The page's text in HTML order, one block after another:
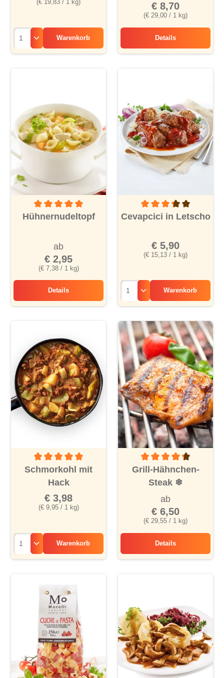
(€ 19,83 / 1 kg)
Warenkorb
(€ 29,00 / 1 kg)
€ 8,70
Details
Durchschnittliche Bewertung von 5 von 5 Sternen
Hühnernudeltopf
(€ 7,38 / 1 kg)
ab
€ 2,95
Details
Hühnernudeltopf
Durchschnittliche
Cevapcici in Letscho
(€ 15,13 / 1 kg)
€ 5,90
Warenkorb
Durchschnittliche Bewertung von 5 von 5 Sternen
Schmorkohl mit
Hack
(€ 9,95 / 1 kg)
€ 3,98
Warenkorb
Durchschnittliche
Grill-Hähnchen-
Steak ❄
(€ 29,55 / 1 kg)
ab
€ 6,50
Details
Grill-Hähnchen-